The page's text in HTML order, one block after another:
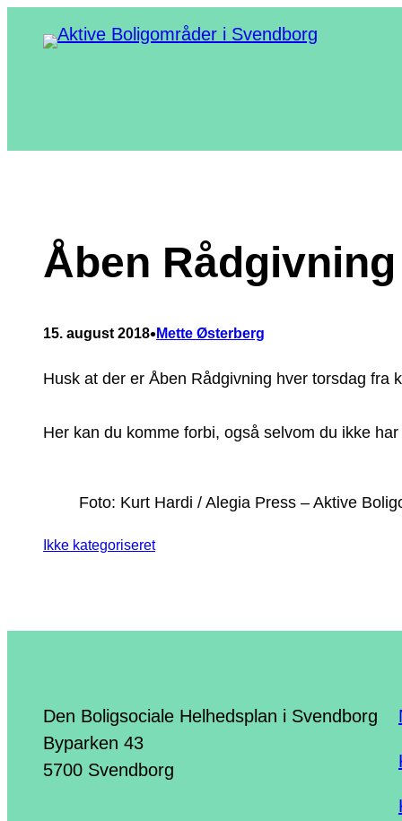
Åben Rådgivning
15. august 2018•Mette Østerberg
Husk at der er Åben Rådgivning hver torsdag fra
Her kan du komme forbi, også selvom du ikke
Foto: Kurt Hardi / Alegia Press – Aktive
Ikke kategoriseret
Den Boligsociale Helhedsplan i Svendborg
Byparken 43
5700 Svendborg